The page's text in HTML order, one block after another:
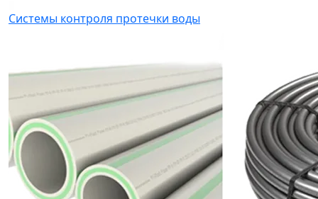
Системы контроля протечки воды